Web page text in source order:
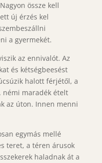
össze kell
új érzés kel
a gyermekét.
az ennivalót. Az
és kétségbeesést
halott férjétől, a
némi maradék ételt
az úton. Innen menni
egymás mellé
teret, a téren árusok
haladnak át a